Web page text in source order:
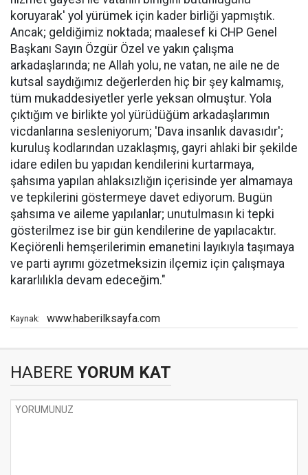
koruyarak' yol yürümek için kader birliği yapmıştık.
Ancak; geldiğimiz noktada; maalesef ki CHP Genel
Başkanı Sayın Özgür Özel ve yakın çalışma
arkadaşlarında; ne Allah yolu, ne vatan, ne aile ne de
kutsal saydığımız değerlerden hiç bir şey kalmamış,
tüm mukaddesiyetler yerle yeksan olmuştur. Yola
çıktığım ve birlikte yol yürüdüğüm arkadaşlarımın
vicdanlarına sesleniyorum; 'Dava insanlık davasıdır';
kuruluş kodlarından uzaklaşmış, gayri ahlaki bir şekilde
idare edilen bu yapıdan kendilerini kurtarmaya,
şahsıma yapılan ahlaksızlığın içerisinde yer almamaya
ve tepkilerini göstermeye davet ediyorum. Bugün
şahsıma ve aileme yapılanlar; unutulmasın ki tepki
gösterilmez ise bir gün kendilerine de yapılacaktır.
Keçiörenli hemşerilerimin emanetini layıkıyla taşımaya
ve parti ayrımı gözetmeksizin ilçemiz için çalışmaya
kararlılıkla devam edeceğim."
Kaynak: www.haberilksayfa.com
HABERE YORUM KAT